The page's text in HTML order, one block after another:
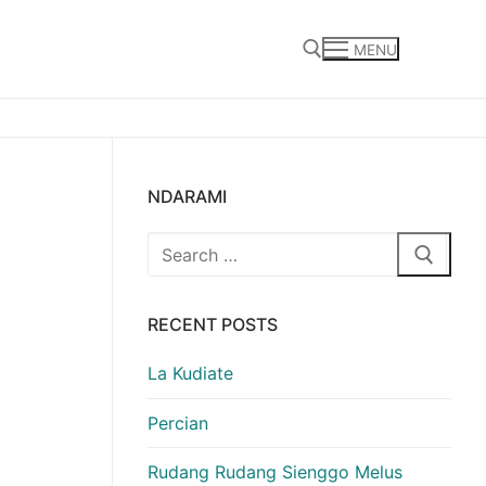
MENU
NDARAMI
Search
RECENT POSTS
La Kudiate
Percian
Rudang Rudang Sienggo Melus